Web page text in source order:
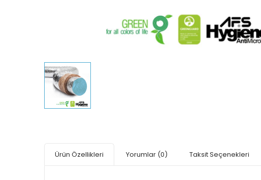
Ürün Özellikleri Yorumlar (0) Taksit Seçenekleri